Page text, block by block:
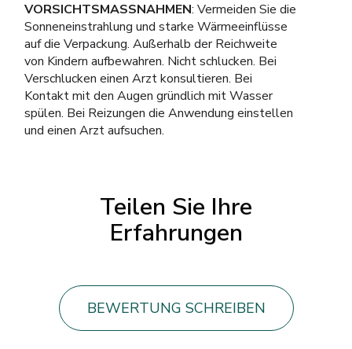
VORSICHTSMASSNAHMEN: Vermeiden Sie die
Sonneneinstrahlung und starke Wärmeeinflüsse
auf die Verpackung. Außerhalb der Reichweite
von Kindern aufbewahren. Nicht schlucken. Bei
Verschlucken einen Arzt konsultieren. Bei
Kontakt mit den Augen gründlich mit Wasser
spülen. Bei Reizungen die Anwendung einstellen
und einen Arzt aufsuchen.
Teilen Sie Ihre
Erfahrungen
BEWERTUNG SCHREIBEN